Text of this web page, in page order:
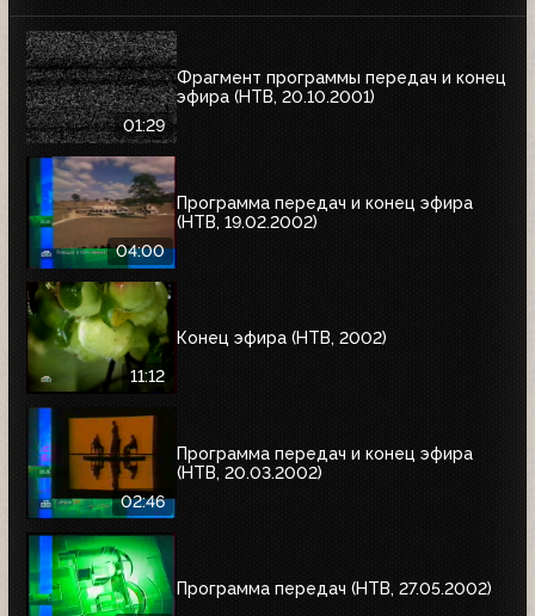
01:29
Фрагмент программы передач и конец
эфира (НТВ, 20.10.2001)
04:00
Программа передач и конец эфира
(НТВ, 19.02.2002)
11:12
Конец эфира (НТВ, 2002)
02:46
Программа передач и конец эфира
(НТВ, 20.03.2002)
Программа передач (НТВ, 27.05.2002)